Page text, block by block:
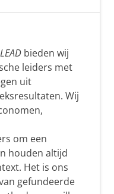
bieden wij
leiders met
uit
Wij
om een
houden altijd
Het is ons
gefundeerde